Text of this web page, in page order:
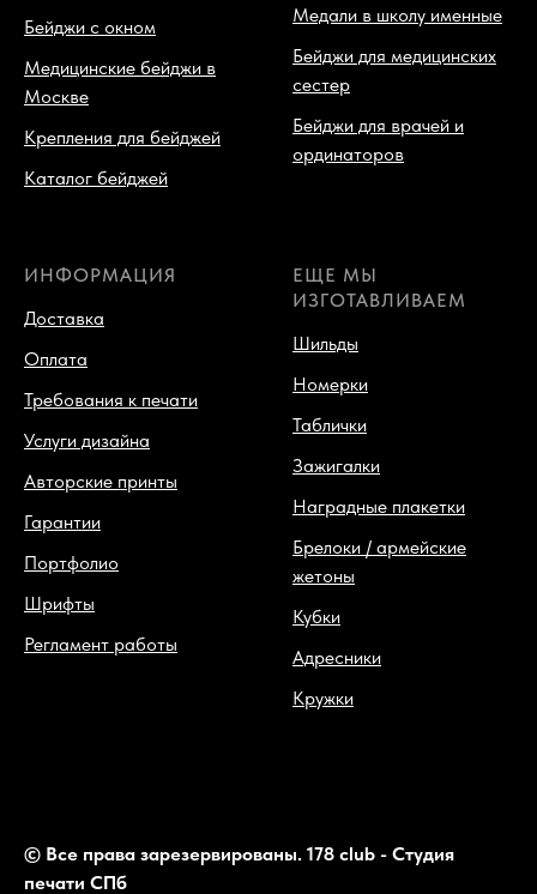
Бейджи с окном
Медицинские бейджи в
Москве
Крепления для бейджей
Каталог бейджей
Медали в школу именные
Бейджи для медицинских
сестер
Бейджи для врачей и
ординаторов
ИНФОРМАЦИЯ
Доставка
Оплата
Требования к печати
Услуги дизайна
Авторские принты
Гарантии
Портфолио
Шрифты
Регламент работы
ЕЩЕ МЫ
ИЗГОТАВЛИВАЕМ
Шильды
Номерки
Таблички
Зажигалки
Наградные плакетки
Брелоки / армейские
жетоны
Кубки
Адресники
Кружки
© Все права зарезервированы. 178 club - Студия
печати СПб